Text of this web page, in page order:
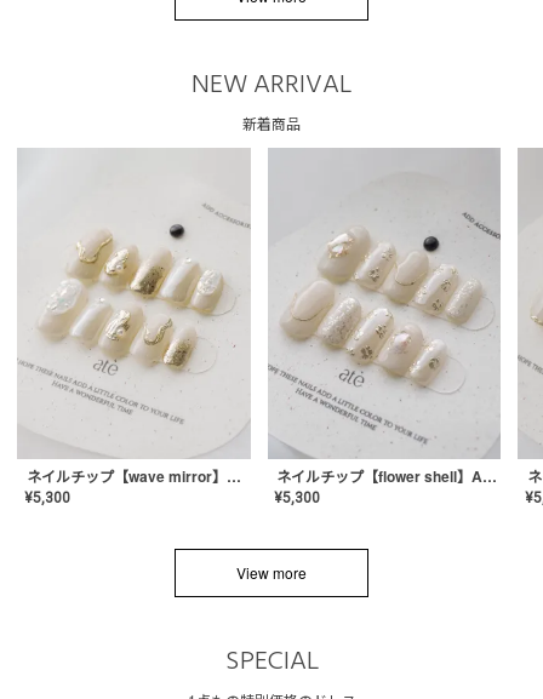
NEW ARRIVAL
新着商品
ネイルチップ【wave mirror】AE-CONA-04
¥5,300
ネイルチップ【flower shell】AE-CONA-03
¥5,300 ¥
View more
SPECIAL